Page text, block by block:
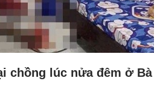
chồng lúc nửa đêm ở Bà